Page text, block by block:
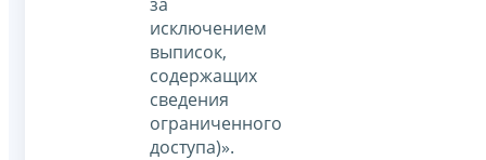
исключением
выписок,
содержащих
сведения
ограниченного
доступа)».